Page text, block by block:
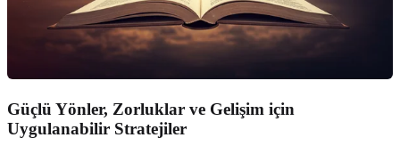
Güçlü Yönler, Zorluklar ve Gelişim için
Uygulanabilir Stratejiler